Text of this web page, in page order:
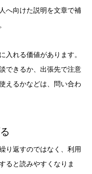
へ向けた説明を文章で補
入れる価値があります。
できるか、出張先で注意
えるかなどは、問い合わ
り返すのではなく、利用
ると読みやすくなりま